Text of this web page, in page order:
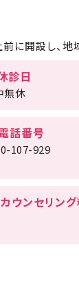
に開設し、
診日
無休
話番号
107-929
カウンセリン